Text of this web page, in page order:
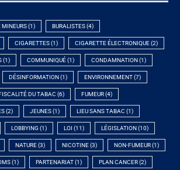
MINEURS(1) BURALISTES(4)
CIGARETTES(1) CIGARETTE ÉLECTRONIQUE(2)
(1) COMMUNIQUÉ(1) CONDAMNATION (1)
DÉSINFORMATION (1) ENVIRONNEMENT(7)
DU TABAC (6) FUMEUR(4)
(2) JEUNES(1) LIEU SANS TABAC (1)
LOBBYING (1) LOI (11) LÉGISLATION (10)
NATURE(3) NICOTINE(3) NON-FUMEUR(1)
(1) PARTENARIAT(1) PLAN CANCER(2)